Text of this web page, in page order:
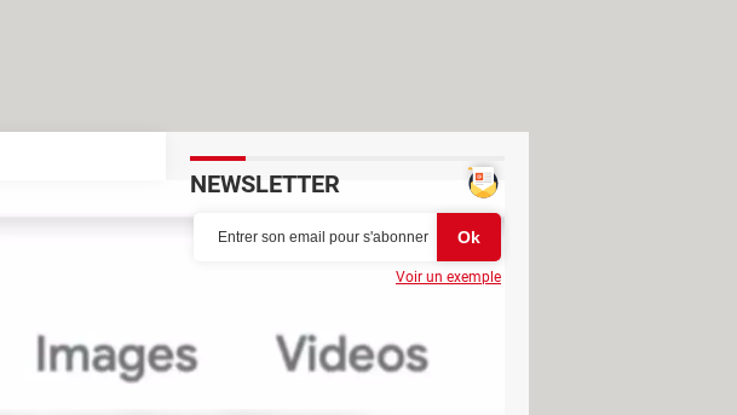
NEWSLETTER
Voir un exemple